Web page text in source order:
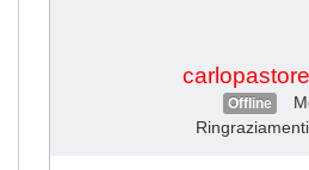
carlopastore
Offline